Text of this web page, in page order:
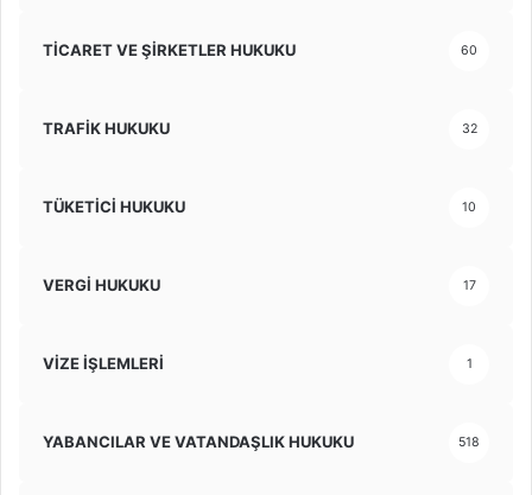
TİCARET VE ŞİRKETLER HUKUKU 60
TRAFİK HUKUKU 32
TÜKETİCİ HUKUKU 10
VERGİ HUKUKU 17
VİZE İŞLEMLERİ 1
YABANCILAR VE VATANDAŞLIK HUKUKU 518